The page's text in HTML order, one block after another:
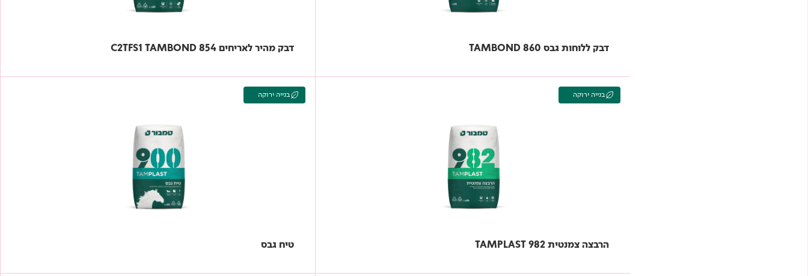
דבק ללוחות גבס 860 TAMBOND דבק מהיר לאריחים 854 C2TFS1 TAMBOND
בנייה ירוקה
הרבצה צמנטית 982 TAMPLAST
בנייה ירוקה
טיח גבס